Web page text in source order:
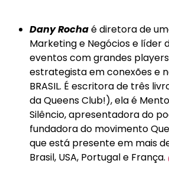
Dany Rochaé diretora de
Marketing e Negócios e líder
eventos com grandes players
estrategista em conexões e
BRASIL. É escritora de três
da Queens Club!), ela é
Silêncio, apresentadora do
fundadora do movimento
que está presente em mais
Brasil, USA, Portugal e França.